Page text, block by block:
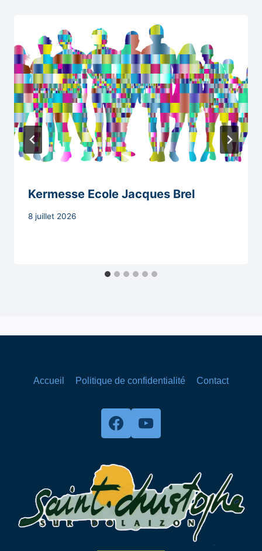
Kermesse Ecole Jacques Brel
Par
8 juillet 2026
Accueil Politique de confidentialité Contact